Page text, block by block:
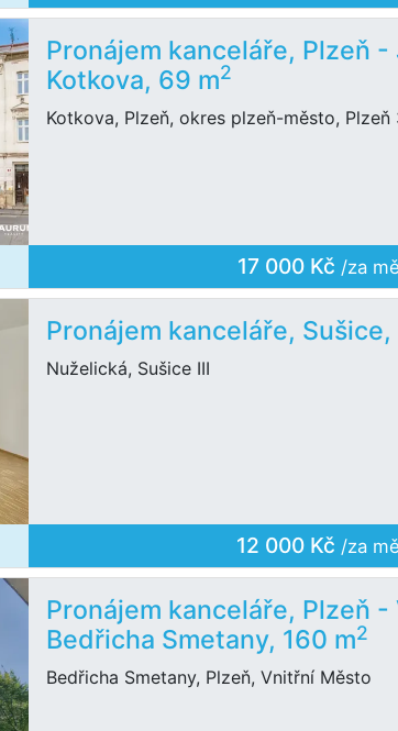
Pronájem kanceláře, Plzeň
Kotkova, 69 m2
Kotkova, Plzeň, okres plzeň-město, Plzeň
17 000 Kč /za
Pronájem kanceláře,
Nuželická, Sušice III
12 000 Kč /za
Pronájem kanceláře, Plzeň
Bedřicha Smetany, 160 m2
Bedřicha Smetany, Plzeň, Vnitřní Město